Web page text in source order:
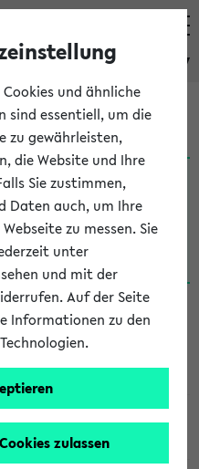
eKVV
nach dem23.07.2026
und ähnliche
sind essentiell, um die
zu gewährleisten,
die Website und Ihre
Sie zustimmen,
Daten auch, um Ihre
zu messen. Sie
unter
und mit der
Auf der Seite
Informationen zu den
zulassen